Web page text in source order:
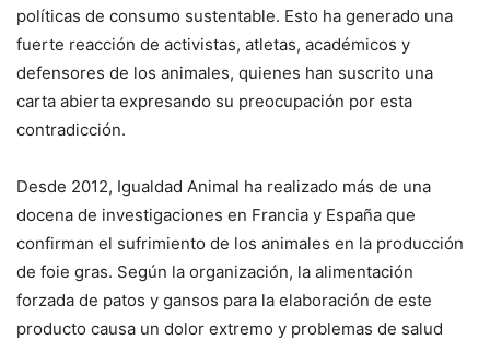
políticas de consumo sustentable. Esto ha generado una
fuerte reacción de activistas, atletas, académicos y
defensores de los animales, quienes han suscrito una
carta abierta expresando su preocupación por esta
contradicción.
Desde 2012, Igualdad Animal ha realizado más de una
docena de investigaciones en Francia y España que
confirman el sufrimiento de los animales en la producción
de foie gras. Según la organización, la alimentación
forzada de patos y gansos para la elaboración de este
producto causa un dolor extremo y problemas de salud